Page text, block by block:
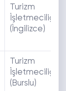
Turizm
İşletmeciliği
(İngilizce)
Turizm
İşletmeciliği
(Burslu)